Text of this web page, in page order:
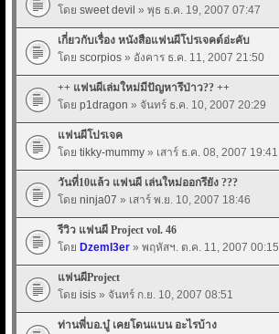
โดย sweet devil » พุธ ธ.ค. 19, 2007 07:47
เกี่ยวกับเรื่อง หนังสือแฟนผีโปรเจคต์อ่ะคับ
โดย scorpios » อังคาร ธ.ค. 11, 2007 21:50
++ แฟนผีเล่มใหม่มีปัญหารึป่าว?? ++
โดย p1dragon » จันทร์ ธ.ค. 10, 2007 20:29
แฟนผีโปรเจค
โดย tikky-mummy » เสาร์ ธ.ค. 08, 2007 19:41
วันที่10แล้ว แฟนผี เล่นใหม่ออกรึยัง ???
โดย ninja07 » เสาร์ พ.ย. 10, 2007 18:46
รีวิว แฟนผี Project vol. 46
โดย Dzeml3er » พฤหัสฯ. ต.ค. 11, 2007 00:15
แฟนผีProject
โดย isis » จันทร์ ก.ย. 10, 2007 08:51
ท่านพี่บอ.บู๋ เคยโดนแบน อะไรบ้าง